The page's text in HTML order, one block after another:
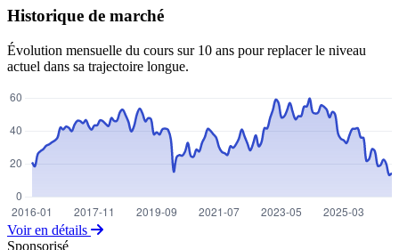
Historique de marché
Évolution mensuelle du cours sur 10 ans pour replacer le niveau
actuel dans sa trajectoire longue.
Voir en détails
Sponsorisé